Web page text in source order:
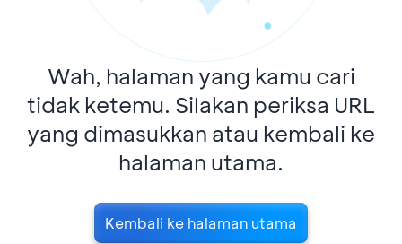
Wah, halaman yang kamu cari
tidak ketemu. Silakan periksa URL
yang dimasukkan atau kembali ke
halaman utama.
Kembali ke halaman utama